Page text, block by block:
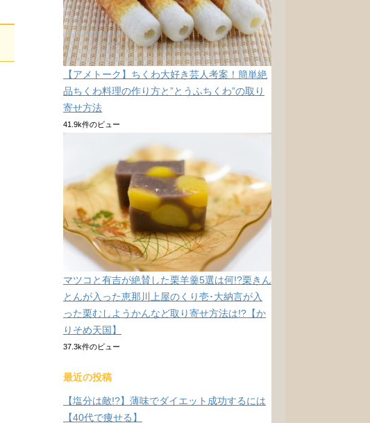
【アメトーク】ちくわ大好き芸人考案！簡単絶
品ちくわ料理の作り方と”とうふちくわ”の取り
寄せ方法
41.9k件のビュー
マツコと有吉が絶賛した栗羊羹5選は何!?栗きん
とんが入った恵那川上屋のくり壱･大納言が入
った栗むしようかんなど取り寄せ方法は!?【か
りそめ天国】
37.3k件のビュー
最近の投稿
【塩分は敵!?】薄味でダイエット成功するには
【40代で痩せる】